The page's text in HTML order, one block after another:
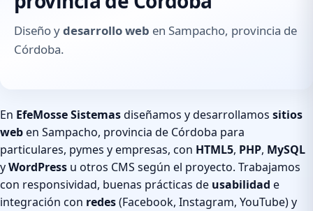
Diseño ydesarrollo web en Sampacho, provincia de
Córdoba.
En EfeMosse Sistemasdiseñamos y desarrollamos sitios
weben Sampacho, provincia de Córdoba para
particulares, pymes y empresas, con HTML5, PHP, MySQL
yWordPress u otros CMS según el proyecto. Trabajamos
con responsividad, buenas prácticas de usabilidad e
integración con redes(Facebook, Instagram, YouTube) y